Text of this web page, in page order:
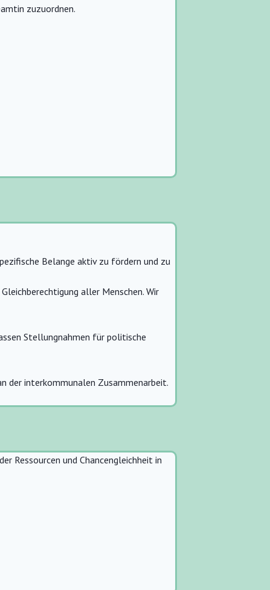
zuzuordnen.
Belange aktiv zu fördern und zu
aller Menschen. Wir
Stellungnahmen für politische
der interkommunalen Zusammenarbeit.
Ressourcen und Chancengleichheit in